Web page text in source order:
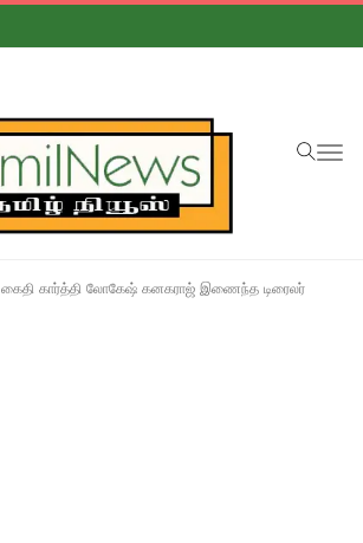
கைதி கார்த்தி லோகேஷ் கனகராஜ் இணைந்த டிரைலர்